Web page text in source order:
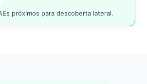
próximos para descoberta lateral.